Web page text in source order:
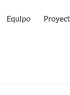
Equipo